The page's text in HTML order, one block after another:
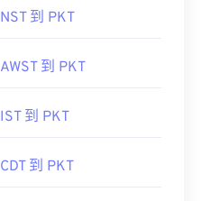
NST 到 PKT
AWST 到 PKT
IST 到 PKT
CDT 到 PKT